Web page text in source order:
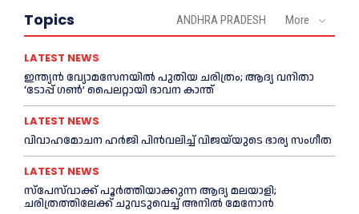
Topics ANDHRA PRADESH More
LATEST NEWS
ഇന്ത്യൻ വ്യോമസേനയില്‍ പുതിയ ചരിത്രം; ആദ്യ വനിതാ
‘ടോപ്പ് ഗണ്‍’ പൈലറ്റായി ഭാവന കാന്ത്
LATEST NEWS
വിവാഹമോചന ഹര്‍ജി പിൻവലിച്ച്‌ വിജയ്‌യുടെ ഭാര്യ സംഗീത
LATEST NEWS
സ്‌പേസ്‌വാക്ക് പൂര്‍ത്തിയാക്കുന്ന ആദ്യ മലയാളി;
ചരിത്രത്തിലേക്ക് ചുവടുവെച്ച്‌ അനില്‍ മേനോൻ